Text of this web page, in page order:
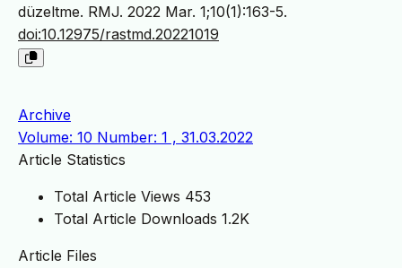
düzeltme. RMJ. 2022 Mar. 1;10(1):163-5.
doi:10.12975/rastmd.20221019
Archive
Volume: 10 Number: 1 , 31.03.2022
Article Statistics
Total Article Views 453
Total Article Downloads 1.2K
Article Files